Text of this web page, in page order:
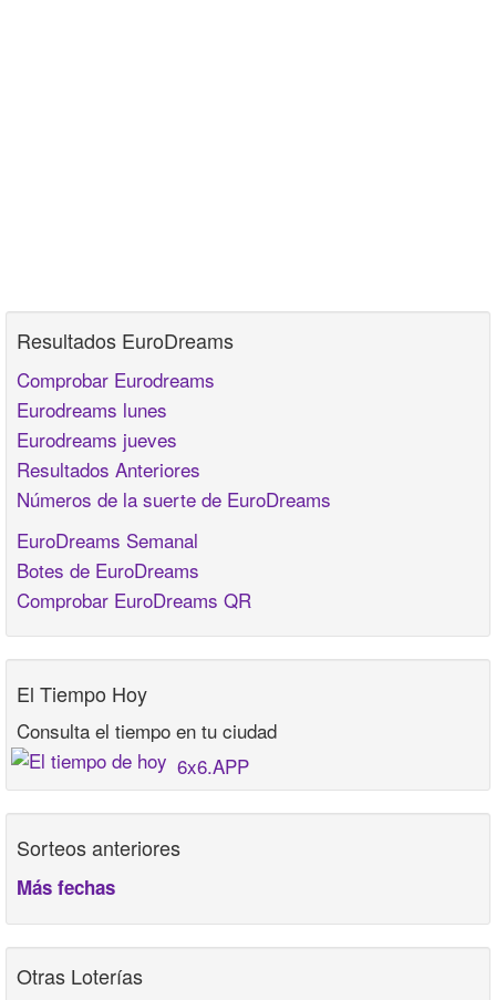
Resultados EuroDreams
Comprobar Eurodreams
Eurodreams lunes
Eurodreams jueves
Resultados Anteriores
Números de la suerte de EuroDreams
EuroDreams Semanal
Botes de EuroDreams
Comprobar EuroDreams QR
El Tiempo Hoy
Consulta el tiempo en tu ciudad
6x6.APP
Sorteos anteriores
Más fechas
Otras Loterías